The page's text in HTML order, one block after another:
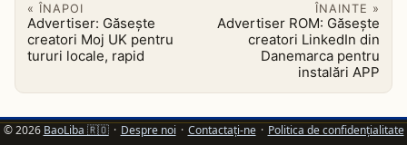
« ÎNAPOI
Advertiser: Găsește
creatori Moj UK pentru
tururi locale, rapid
ÎNAINTE »
Advertiser ROM: Găsește
creatori LinkedIn din
Danemarca pentru
instalări APP
© 2026 BaoLiba 🇷🇴 · Despre noi · Contactați-ne · Politica de confidențialitate